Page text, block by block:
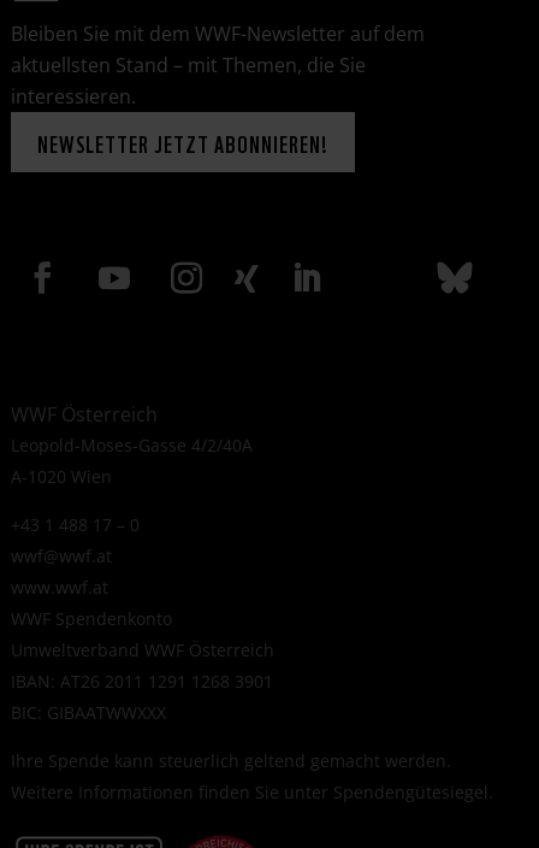
Bleiben Sie mit dem WWF-Newsletter auf dem
aktuellsten Stand – mit Themen, die Sie
interessieren.
NEWSLETTER JETZT ABONNIEREN!
WWF Österreich
Leopold-Moses-Gasse 4/2/40A
A-1020 Wien
+43 1 488 17 – 0
wwf@wwf.at
www.wwf.at
WWF Spendenkonto
Umweltverband WWF Österreich
IBAN: AT26 2011 1291 1268 3901
BIC: GIBAATWWXXX
Ihre Spende kann steuerlich geltend gemacht werden.
Weitere Informationen finden Sie unter Spendengütesiegel.